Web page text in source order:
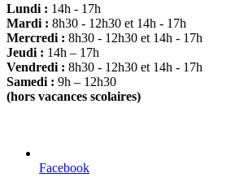
Lundi : 14h - 17h
Mardi : 8h30 - 12h30 et 14h - 17h
Mercredi : 8h30 - 12h30 et 14h - 17h
Jeudi : 14h – 17h
Vendredi : 8h30 - 12h30 et 14h - 17h
Samedi : 9h – 12h30
(hors vacances scolaires)
Facebook